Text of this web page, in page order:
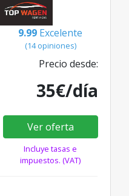
9.99 Excelente
(14 opiniones)
Precio desde:
35€/día
Ver oferta
Incluye tasas e
impuestos. (VAT)